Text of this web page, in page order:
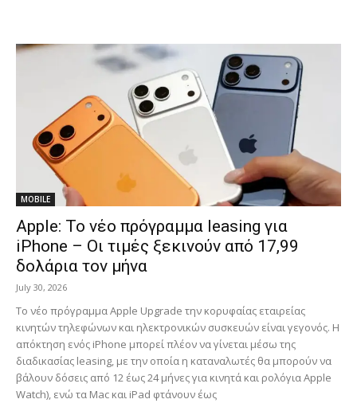
MOBILE
Apple: Το νέο πρόγραμμα leasing για
iPhone – Οι τιμές ξεκινούν από 17,99
δολάρια τον μήνα
July 30, 2026
Το νέο πρόγραμμα Apple Upgrade την κορυφαίας εταιρείας
κινητών τηλεφώνων και ηλεκτρονικών συσκευών είναι γεγονός. Η
απόκτηση ενός iPhone μπορεί πλέον να γίνεται μέσω της
διαδικασίας leasing, με την οποία η καταναλωτές θα μπορούν να
βάλουν δόσεις από 12 έως 24 μήνες για κινητά και ρολόγια Apple
Watch), ενώ τα Mac και iPad φτάνουν έως